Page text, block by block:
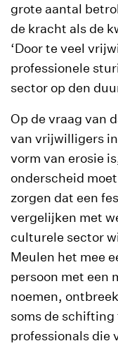
grote aantal
de kracht als de
‘Door te veel
professionele
sector op den
Op de vraag van
van vrijwilligers
vorm van erosie
onderscheid
zorgen dat een
vergelijken met
culturele sector
Meulen het mee
persoon met een
noemen,
soms de
professionals die